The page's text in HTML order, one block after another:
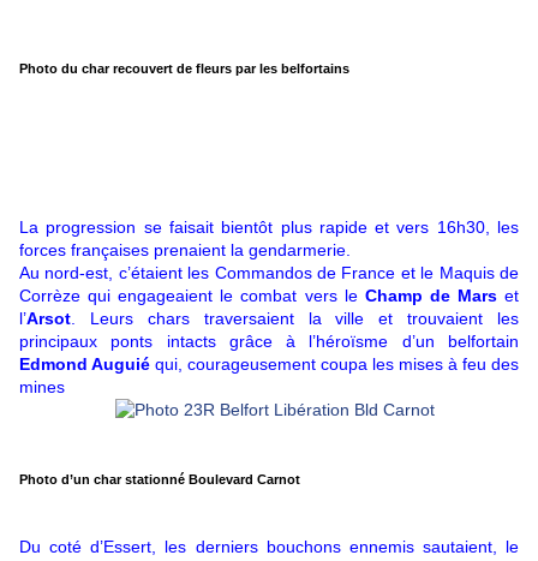
Photo du char recouvert de fleurs par les belfortains
La progression se faisait bientôt plus rapide et vers 16h30, les
forces françaises prenaient la gendarmerie.
Au nord-est, c’étaient les Commandos de France et le Maquis de
Corrèze qui engageaient le combat vers le Champ de Marset
l’Arsot . Leurs chars traversaient la ville et trouvaient les
principaux ponts intacts grâce à l’héroïsme d’un belfortain
Edmond Auguié qui, courageusement coupa les mises à feu des
mines
Photo d’un char stationné Boulevard Carnot
Du coté d’Essert, les derniers bouchons ennemis sautaient, le